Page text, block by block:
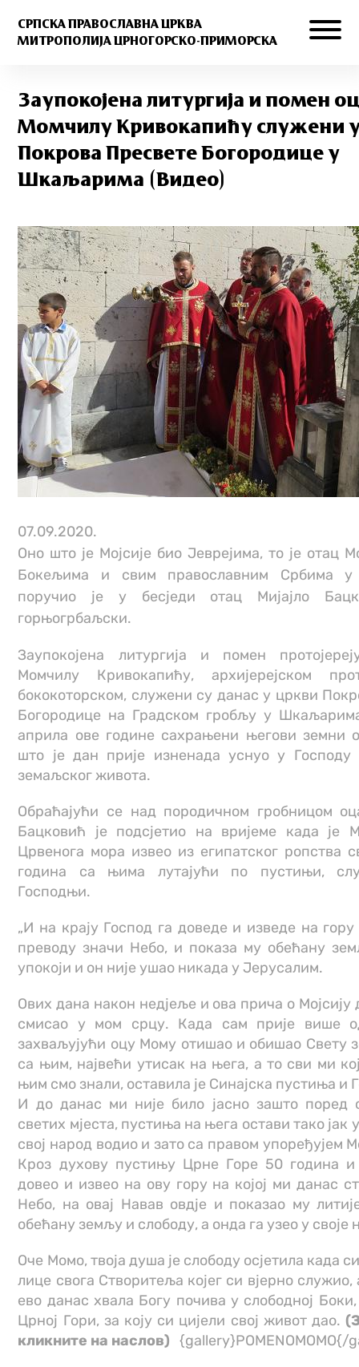
СРПСКА ПРАВОСЛАВНА ЦРКВА
МИТРОПОЛИЈА ЦРНОГОРСКО-ПРИМОРСКА
Заупокојена литургија и помен
Момчилу Кривокапићу служени
Покрова Пресвете Богородице у
Шкаљарима (Видео)
07.09.2020.
Оно што је Мојсије био Јеврејима, то је отац
Бокељима и свим православним Србима у
поручио је у бесједи отац Мијајло
горњогрбаљски.
Заупокојена литургија и помен
Момчилу Кривокапићу, архијерејском
бококоторском, служени су данас у цркви
Богородице на Градском гробљу у
априла ове године сахрањени његови земни
што је дан прије изненада уснуо у
земаљског живота.
Обраћајући се над породичном гробницом
Бацковић је подсјетио на вријеме када је
Црвенога мора извео из египатског ропства
година са њима лутајући по пустињи,
Господњи.
„И на крају Господ га доведе и изведе на гору
преводу значи Небо, и показа му обећану
упокоји и он није ушао никада у Јерусалим.
Ових дана након недјеље и ова прича о Мојсију
смисао у мом срцу. Када сам прије више
захваљујући оцу Мому отишао и обишао Свету
са њим, највећи утисак на њега, а то сви ми
њим смо знали, оставила је Синајска пустиња и
И до данас ми није било јасно зашто поред
светих мјеста, пустиња на њега остави тако јак
свој народ водио и зато са правом упоређујем
Кроз духову пустињу Црне Горе 50 година и
довео и извео на ову гору на којој ми данас
Небо, на овај Навав овдје и показао му
обећану земљу и слободу, а онда га узео у своје
Оче Момо, твоја душа је слободу осјетила када
лице свога Створитеља којег си вјерно служио,
ево данас хвала Богу почива у слободној
Црној Гори, за коју си цијели свој живот дао.
кликните на наслов){gallery}POMENOMOMO{/